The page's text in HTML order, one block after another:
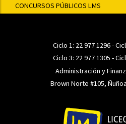
CONCURSOS PÚBLICOS LMS
Ciclo 1: 22 977 1296-
Ciclo 3: 22 977 1305 -
Administración y
Brown Norte #105,